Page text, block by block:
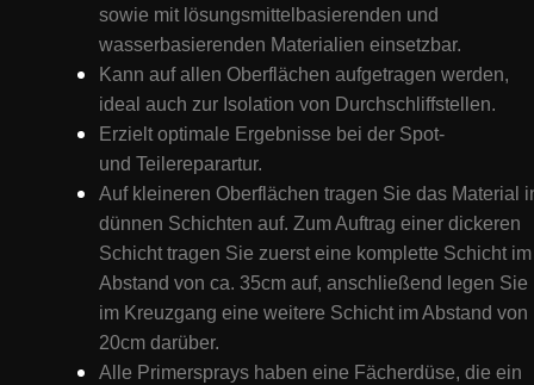
sowie mit lösungsmittelbasierenden und
wasserbasierenden Materialien einsetzbar.
Kann auf allen Oberflächen aufgetragen werden,
ideal auch zur Isolation von Durchschliffstellen.
Erzielt optimale Ergebnisse bei der Spot-
und Teilereparartur.
Auf kleineren Oberflächen tragen Sie das Material
dünnen Schichten auf. Zum Auftrag einer dickeren
Schicht tragen Sie zuerst eine komplette Schicht im
Abstand von ca. 35cm auf, anschließend legen Sie
im Kreuzgang eine weitere Schicht im Abstand von
20cm darüber.
Alle Primersprays haben eine Fächerdüse, die ein